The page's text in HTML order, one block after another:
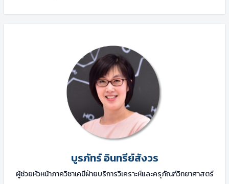
บูรภัทร์ อินทรีย์สังวร
ผู้ช่วยหัวหน้าภาควิชาเคมีฝ่ายบริการวิเคราะห์และครุภัณฑ์วิทยาศาสตร์